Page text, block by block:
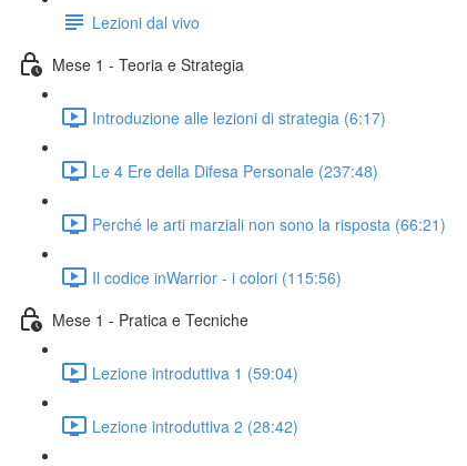
Lezioni dal vivo
Mese 1 - Teoria e Strategia
Introduzione alle lezioni di strategia (6:17)
Le 4 Ere della Difesa Personale (237:48)
Perché le arti marziali non sono la risposta (66:21)
Il codice inWarrior - i colori (115:56)
Mese 1 - Pratica e Tecniche
Lezione introduttiva 1 (59:04)
Lezione introduttiva 2 (28:42)